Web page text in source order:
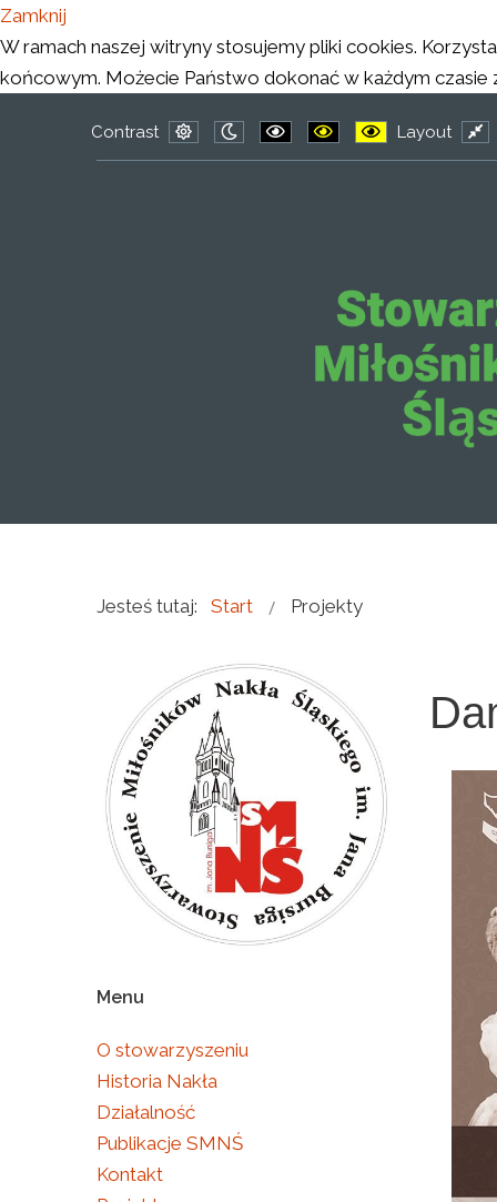
Zamknij
W ramach naszej witryny stosujemy pliki cookies.
końcowym. Możecie Państwo dokonać w każdym
Contrast
Layout
Jesteś tutaj: Start Projekty
Menu
O stowarzyszeniu
Historia Nakła
Działalność
Publikacje SMNŚ
Kontakt